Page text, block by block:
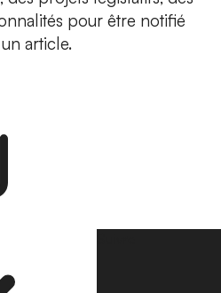
pour être notifié
article.